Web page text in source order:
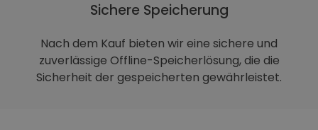
Sichere Speicherung
Nach dem Kauf bieten wir eine sichere und
zuverlässige Offline-Speicherlösung, die die
Sicherheit der gespeicherten gewährleistet.